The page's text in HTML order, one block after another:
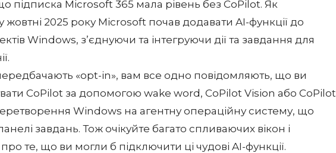
підписка Microsoft 365 мала рівень без CoPilot. Як
жовтні 2025 року Microsoft почав додавати AI-функції до
Windows, з’єднуючи та інтегруючи дії та завдання для
«opt-in», вам все одно повідомляють, що ви
CoPilot за допомогою wake word, CoPilot Vision або CoPilot
Windows на агентну операційну систему, що
завдань. Тож очікуйте багато спливаючих вікон і
те, що ви могли б підключити ці чудові AI-функції.